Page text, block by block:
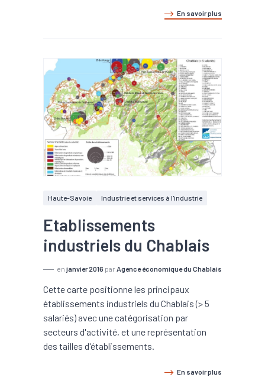
En savoir plus
Haute-Savoie Industrie et services à l'industrie
Etablissements
industriels du Chablais
en janvier 2016 par Agence économique du Chablais
Cette carte positionne les principaux
établissements industriels du Chablais (> 5
salariés) avec une catégorisation par
secteurs d'activité, et une représentation
des tailles d'établissements.
En savoir plus